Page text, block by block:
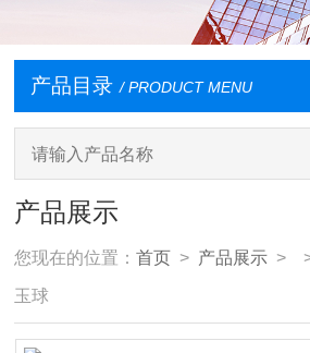
产品目录 / PRODUCT MENU
产品展示
您现在的位置：首页 > 产品展示 >
玉球